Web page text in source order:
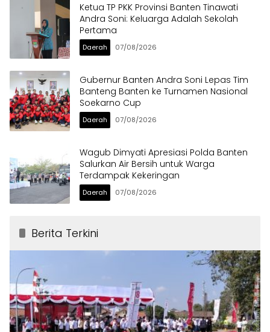
Ketua TP PKK Provinsi Banten Tinawati
Andra Soni: Keluarga Adalah Sekolah
Pertama
Daerah 07/08/2026
Gubernur Banten Andra Soni Lepas Tim
Banteng Banten ke Turnamen Nasional
Soekarno Cup
Daerah 07/08/2026
Wagub Dimyati Apresiasi Polda Banten
Salurkan Air Bersih untuk Warga
Terdampak Kekeringan
Daerah 07/08/2026
Berita Terkini